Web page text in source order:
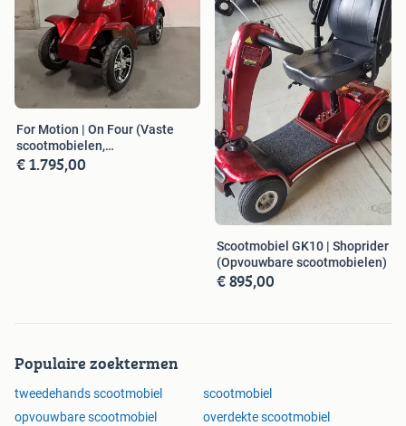
For Motion | On Four (Vaste
scootmobielen,
Scootmobielen)
€ 1.795,00
Scootmobiel GK10 | Shoprider
(Opvouwbare scootmobielen)
€ 895,00
Populaire zoektermen
tweedehands scootmobiel
scootmobiel
opvouwbare scootmobiel
overdekte scootmobiel